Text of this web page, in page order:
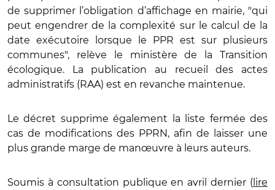
de supprimer l’obligation d’affichage en mairie, "qui
peut engendrer de la complexité sur le calcul de la
date exécutoire lorsque le PPR est sur plusieurs
communes", relève le ministère de la Transition
écologique. La publication au recueil des actes
administratifs (RAA) est en revanche maintenue.
Le décret supprime également la liste fermée des
cas de modifications des PPRN, afin de laisser une
plus grande marge de manœuvre à leurs auteurs.
Soumis à consultation publique en avril dernier ( lire